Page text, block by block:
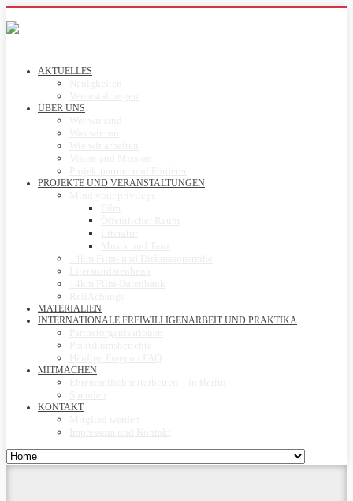
AKTUELLES
ÜBER UNS
PROJEKTE UND VERANSTALTUNGEN
MATERIALIEN
INTERNATIONALE FREIWILLIGENARBEIT UND PRAKTIKA
MITMACHEN
KONTAKT